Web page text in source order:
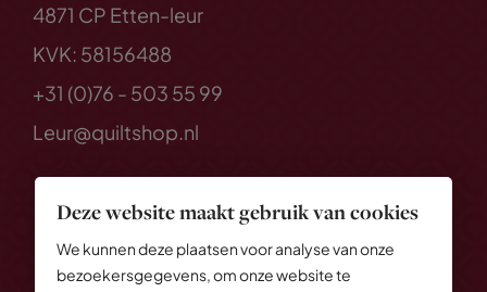
Deze website maakt gebruik van cookies
We kunnen deze plaatsen voor analyse van onze
bezoekersgegevens, om onze website te
4871 CP Etten-leur
KVK: 58156488
+31 (0)76 - 503 55 99
Leur@quiltshop.nl